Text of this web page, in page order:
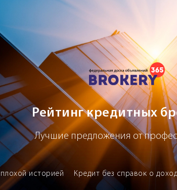
брокеров
Рейтинг кредитных
Лучшие предложения от
историей Кредит без справок о